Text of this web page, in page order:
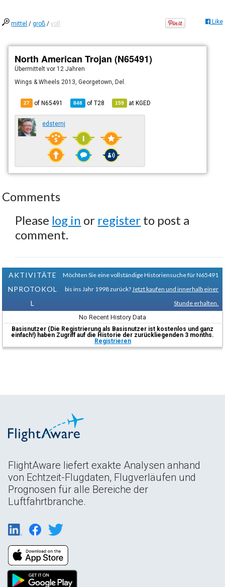
mittel /groß /voll Like
North American Trojan (N65491)
Übermitteltvor 12 Jahren
Wings & Wheels 2013, Georgetown, Del.
27 of N65491 848 ofT28 159 atKGED
edsternj
Comments
Please log in or register to post a
comment.
AKTIVITÄTE
NPROTOKOL
L
Möchten Sie eine vollständige Historiensuche für N65491
bis ins Jahr 1998 zurück? Jetzt kaufen und innerhalb einer
Stunde erhalten.
No Recent History Data
Basisnutzer (Die Registrierung als Basisnutzer ist kostenlos und ganz
einfach!) haben Zugriff auf die Historie der zurückliegenden 3 months.
Registrieren
FlightAware liefert exakte Analysen anhand
von Echtzeit-Flugdaten, Flugverläufen und
Prognosen für alle Bereiche der
Luftfahrtbranche.